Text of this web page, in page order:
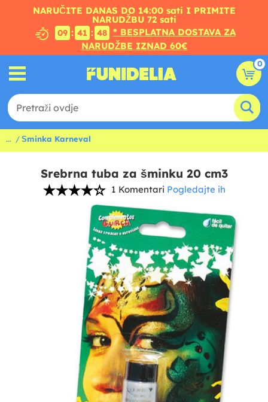
NARUČITE DANAS DO 14:00 sati I PRIMITE
NARUDŽBU 72 sati
09 : 41 : 47 * BESPLATNA DOSTAVA ZA
NARUDŽBE IZNAD 60€
0
... Šminka Karneval
Srebrna tuba za šminku 20 cm3
1 Komentari Pogledajte ih